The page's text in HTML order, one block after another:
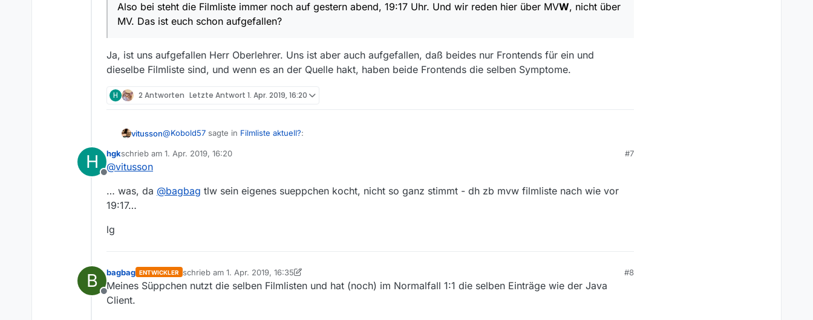
Also bei steht die Filmliste immer noch auf gestern abend, 19:17 Uhr. Und wir reden hier über MVW, nicht über
MV. Das ist euch schon aufgefallen?
Ja, ist uns aufgefallen Herr Oberlehrer. Uns ist aber auch aufgefallen, daß beides nur Frontends für ein und
dieselbe Filmliste sind, und wenn es an der Quelle hakt, haben beide Frontends die selben Symptome.
H 2 Antworten Letzte Antwort 1. Apr. 2019, 16:20
vitusson@Kobold57 sagte in Filmliste aktuell?:
Ja, ist uns aufgefallen Herr Oberlehrer. Uns ist aber auch aufgefallen, daß beides nur Frontends für ein und dieselbe
Filmliste sind, und wenn es an der Quelle hakt, haben beide Frontends die selben Symptome.
H
Offline
hgkschrieb am 1. Apr. 2019, 16:20
zuletzt editiert von
#7
@vitusson
… was, da @bagbag tlw sein eigenes sueppchen kocht, nicht so ganz stimmt - dh zb mvw filmliste nach wie vor
19:17…
lg
B
Offline
bagbag ENTWICKLER schrieb am 1. Apr. 2019, 16:35
zuletzt editiert von bagbag4. Jan. 2019, 18:35
#8
Meines Süppchen nutzt die selben Filmlisten und hat (noch) im Normalfall 1:1 die selben Einträge wie der Java
Client.